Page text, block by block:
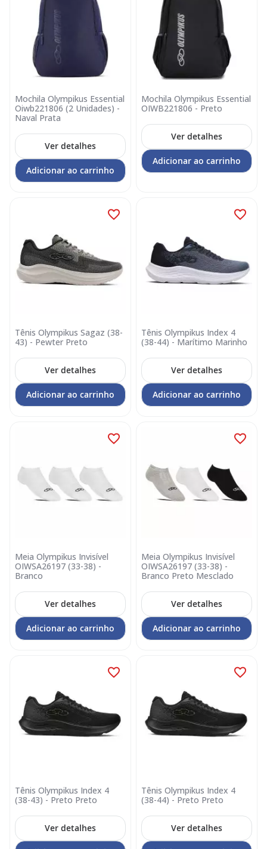
Mochila Olympikus Essential
Oiwb221806 (2 Unidades) -
Naval Prata
Ver detalhes
Adicionar ao carrinho
Mochila Olympikus Essential
OIWB221806 - Preto
Ver detalhes
Adicionar ao carrinho
Tênis Olympikus Sagaz (38-
43) - Pewter Preto
Ver detalhes
Adicionar ao carrinho
Tênis Olympikus Index 4
(38-44) - Marítimo Marinho
Ver detalhes
Adicionar ao carrinho
Meia Olympikus Invisível
OIWSA26197 (33-38) -
Branco
Ver detalhes
Adicionar ao carrinho
Meia Olympikus Invisível
OIWSA26197 (33-38) -
Branco Preto Mesclado
Ver detalhes
Adicionar ao carrinho
Tênis Olympikus Index 4
(38-43) - Preto Preto
Ver detalhes
Tênis Olympikus Index 4
(38-44) - Preto Preto
Ver detalhes